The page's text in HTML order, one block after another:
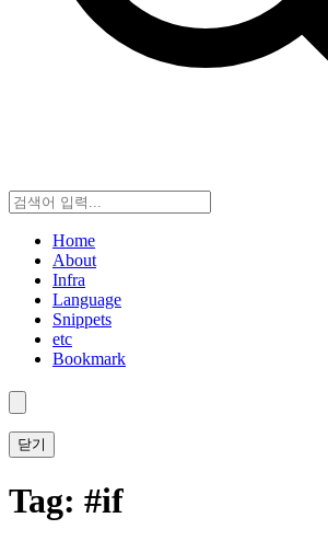
Home
About
Infra
Language
Snippets
etc
Bookmark
닫기
Tag: #if